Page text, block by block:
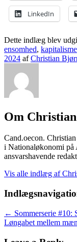
LinkedIn
Dette indlæg blev
ensomhed, kapitalisme
2024 afChristian
Om
Cand.oecon.
i Nationaløkonomi på
ansvarshavende
Vis alle indlæg af
← Sommerserie #10:
Løngabet mellem